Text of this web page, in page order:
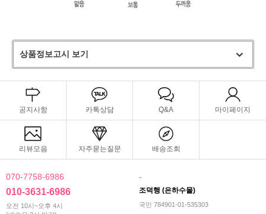
상품정보고시 보기
공지사항 카톡상담 Q&A 마이페이지
리뷰모음 자주묻는질문 배송조회
070-7758-6986
010-3631-6986
오전 10시~오후 4시
-
조덕행 (은하수몰)
국민 784901-01-535303